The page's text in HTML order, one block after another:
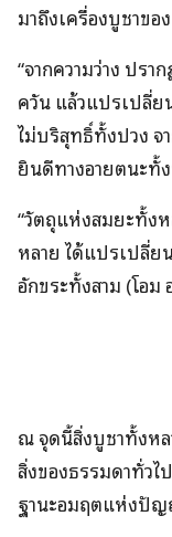
มาถึงเครื่องบูชาของ
“จากความว่าง ปร
ควัน แล้วแปรเปลี่
ไม่บริสุทธิ์ทั้งปวง จ
ยินดีทางอายตนะทั้
“วัตถุแห่งสมยะทั้ง
หลาย ได้แปรเปลี่
อักขระทั้งสาม (โอม
ณ จุดนี้สิ่งบูชาทั้งหล
สิ่งของธรรมดาทั่วไ
ฐานะอมฤตแห่งปั